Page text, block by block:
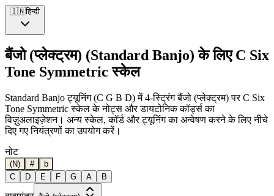
🇮🇳हिन्दी
बैंजो (प्लेक्ट्रम) (Standard Banjo) के लिए C Six
Tone Symmetric स्केल
Standard Banjo ट्यूनिंग (C G B D) में 4-स्ट्रिंग बैंजो (प्लेक्ट्रम) पर C Six
Tone Symmetric स्केल के नोट्स और डायटोनिक कॉर्ड्स का
विज़ुअलाइज़ेशन। अन्य स्केल, कॉर्ड और ट्यूनिंग का अन्वेषण करने के लिए नीचे
दिए गए नियंत्रणों का उपयोग करें।
नोट
(N) #
b
C
D E F G A B